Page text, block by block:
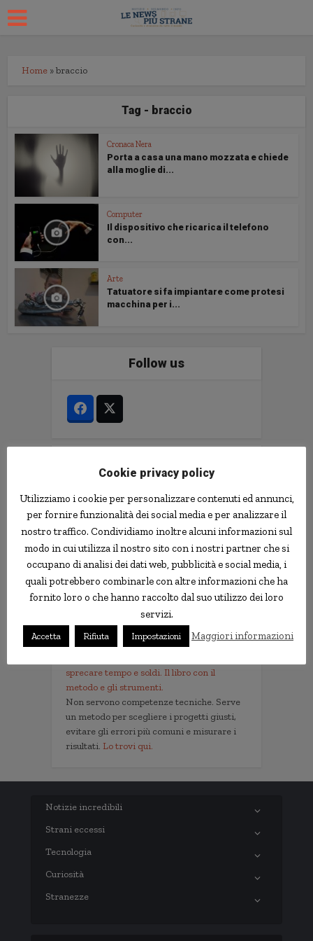
Home »braccio
Tag - braccio
Cronaca Nera
Porta a casa una mano mozzata e chiede
alla moglie di...
Computer
Il dispositivo che ricarica il telefono
con...
Arte
Tatuatore si fa impiantare come protesi
macchina per i...
Follow us
notizie.delmondo.info è il blog che dal 2003
vi racconta le notizie più incredibili, strane,
curiose e divertenti: fatti imbarazzanti,
ladri imbranati, prodotti assurdi, ricerche
scientifiche decisamente insolite.
Informativa Privacy
Contatti
sprecare tempo e soldi. Il libro con il
metodo e gli strumenti.
Non servono competenze tecniche. Serve
un metodo per scegliere i progetti giusti,
evitare gli errori più comuni e misurare i
risultati. Lo trovi qui.
Notizie incredibili
Strani eccessi
Tecnologia
Curiosità
Stranezze
Cookie privacy policy
Utilizziamo i cookie per personalizzare contenuti ed annunci,
per fornire funzionalità dei social media e per analizzare il
nostro traffico. Condividiamo inoltre alcuni informazioni sul
modo in cui utilizza il nostro sito con i nostri partner che si
occupano di analisi dei dati web, pubblicità e social media, i
quali potrebbero combinarle con altre informazioni che ha
fornito loro o che hanno raccolto dal suo utilizzo dei loro
servizi.
Accetta Rifiuta Impostazioni Maggiori informazioni